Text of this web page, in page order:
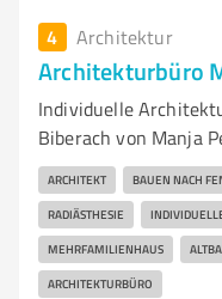
4 Architektur
Architekturbüro
Individuelle
Biberach von Manja
ARCHITEKT BAUEN NACH
RADIÄSTHESIE
MEHRFAMILIENHAUS
ARCHITEKTURBÜRO